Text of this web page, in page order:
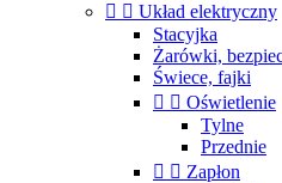
  Układ elektryczny
Stacyjka
Żarówki,
Świece, fajki
  Oświetlenie
Tylne
Przednie
  Zapłon